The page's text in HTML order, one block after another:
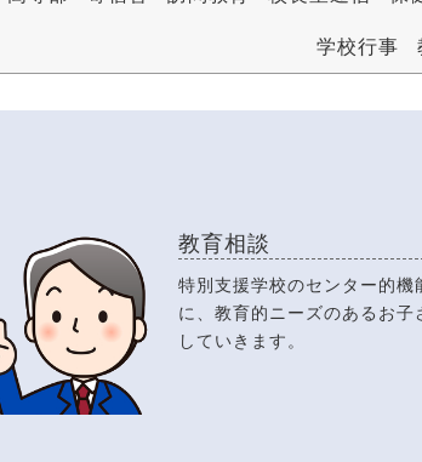
学校行事
教育相談
特別支援学校のセンター的機
に、教育的ニーズのあるお子
していきます。